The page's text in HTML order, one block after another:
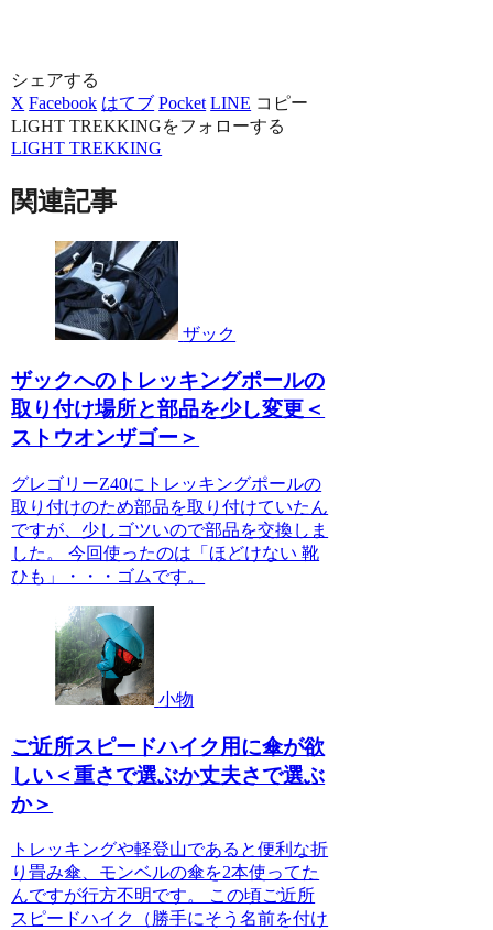
シェアする
X Facebook はてブ Pocket LINE コピー
LIGHT TREKKINGをフォローする
LIGHT TREKKING
関連記事
ザック
ザックへのトレッキングポールの
取り付け場所と部品を少し変更＜
ストウオンザゴー＞
グレゴリーZ40にトレッキングポールの
取り付けのため部品を取り付けていたん
ですが、少しゴツいので部品を交換しま
した。 今回使ったのは「ほどけない 靴
ひも」・・・ゴムです。
小物
ご近所スピードハイク用に傘が欲
しい＜重さで選ぶか丈夫さで選ぶ
か＞
トレッキングや軽登山であると便利な折
り畳み傘、モンベルの傘を2本使ってた
んですが行方不明です。 この頃ご近所
スピードハイク（勝手にそう名前を付け